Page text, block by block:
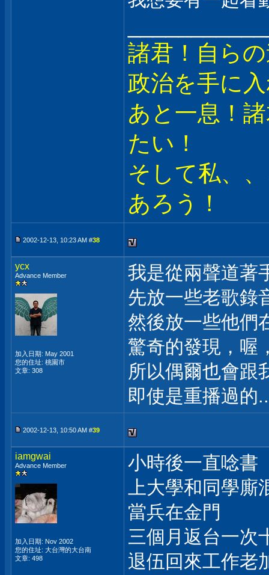
諸君！自ら
政治を手に
あと一息！
たい！
そして私、
あろう！
2002-12-13, 10:23 AM #38
ycx
Advance Member
加入日期: May 2001
您的住址: 桃園市
文章: 308
我是從兩聲道著
先放一些老歌錄
然後放一些他們
驚奇的發現，喔
所以偶爾也會跟
即使是重播過的
2002-12-13, 10:50 AM #39
iamgwai
Advance Member
加入日期: Nov 2002
您的住址: 大台灣的大台南
文章: 498
小時後一直唸書
上大學和同學廝
當兵在金門
三個月返台一次
退伍回來工作老